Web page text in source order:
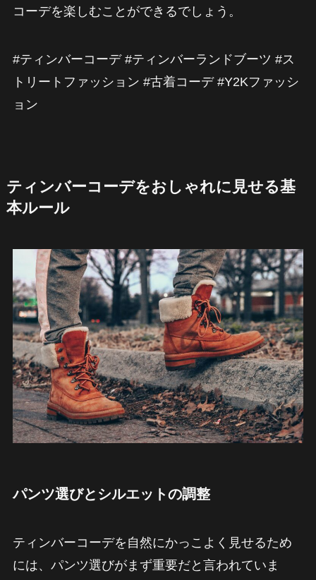
コーデを楽しむことができるでしょう。
#ティンバーコーデ #ティンバーランドブーツ #ス
トリートファッション #古着コーデ #Y2Kファッシ
ョン
ティンバーコーデをおしゃれに見せる基
本ルール
パンツ選びとシルエットの調整
ティンバーコーデを自然にかっこよく見せるため
には、パンツ選びがまず重要だと言われていま